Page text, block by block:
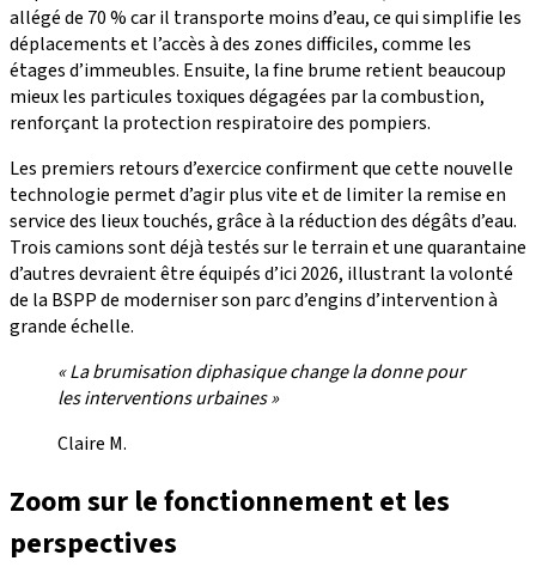
allégé de 70 % car il transporte moins d’eau, ce qui simplifie les
déplacements et l’accès à des zones difficiles, comme les
étages d’immeubles. Ensuite, la fine brume retient beaucoup
mieux les particules toxiques dégagées par la combustion,
renforçant la protection respiratoire des pompiers.
Les premiers retours d’exercice confirment que cette nouvelle
technologie permet d’agir plus vite et de limiter la remise en
service des lieux touchés, grâce à la réduction des dégâts d’eau.
Trois camions sont déjà testés sur le terrain et une quarantaine
d’autres devraient être équipés d’ici 2026, illustrant la volonté
de la BSPP de moderniser son parc d’engins d’intervention à
grande échelle.
« La brumisation diphasique change la donne pour
les interventions urbaines »
Claire M.
Zoom sur le fonctionnement et les
perspectives